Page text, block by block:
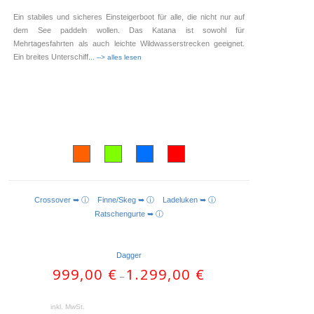
Ein stabiles und sicheres Einsteigerboot für alle, die nicht nur auf
dem See paddeln wollen. Das Katana ist sowohl für
Mehrtagesfahrten als auch leichte Wildwasserstrecken geeignet.
Ein breites Unterschiff ... --> alles lesen
AUSFÜHRUNG WÄHLEN
Crossover ➥ ⓘ Finne/Skeg ➥ ⓘ
Ladeluken ➥ ⓘ
Ratschengurte ➥ ⓘ
Dagger
999,00 € – 1.299,00 €
inkl. MwSt.